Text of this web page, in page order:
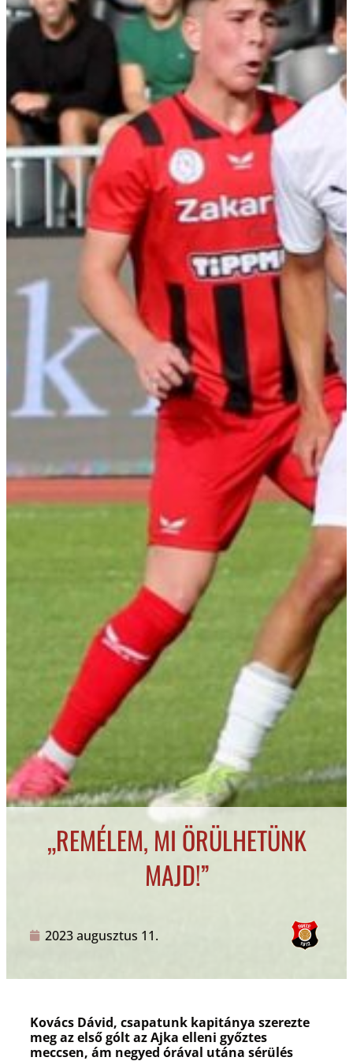
„REMÉLEM, MI ÖRÜLHETÜNK
MAJD!”
2023 augusztus 11.
Kovács Dávid, csapatunk kapitánya szerezte
meg az első gólt az Ajka elleni győztes
meccsen, ám negyed órával utána sérülés